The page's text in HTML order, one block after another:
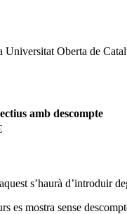
Universitat Oberta de
amb descompte
s’haurà d’introduir
es mostra sense